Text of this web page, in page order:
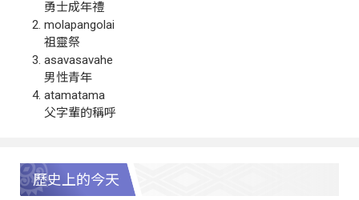
勇士成年禮
molapangolai
祖靈祭
asavasavahe
男性青年
atamatama
父字輩的稱呼
歷史上的今天